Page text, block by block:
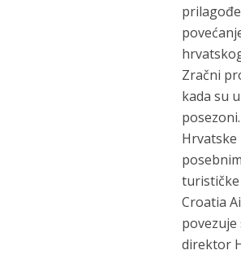
Zračni
kada su
turističke
Croatia
direktor